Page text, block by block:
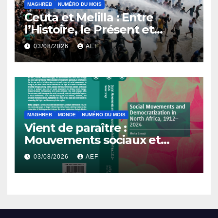
MAGHREB NUMÉRO DU MOIS
Ceuta et Melilla : Entre
l’Histoire, le Présent et
l’Avenir
03/08/2026 AEF
MAGHREB MONDE NUMÉRO DU MOIS
Vient de paraître :
Mouvements sociaux et
démocratisation en Afrique
du Nord, 1912-2024
03/08/2026 AEF